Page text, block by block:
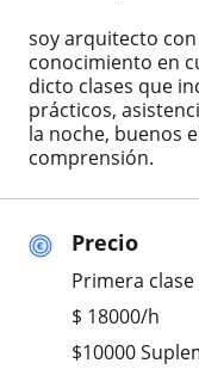
Precio
Primera
$ 18000/h
$10000
soy arquitecto
conocimiento en
dicto clases que
prácticos,
la noche, buenos
comprensión.